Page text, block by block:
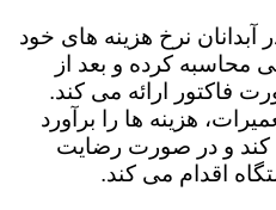
نرخ هزینه های خود
محاسبه کرده و بعد از
فاکتور ارائه می کند.
هزینه ها را برآورد
کند و در صورت رضایت
اقدام می کند.